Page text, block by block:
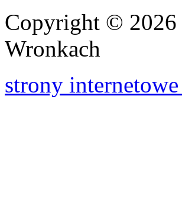
Copyright © 2026
Wronkach
strony